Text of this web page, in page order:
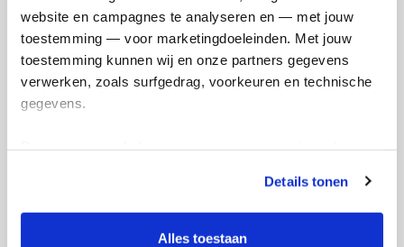
website en campagnes te analyseren en — met jouw
toestemming — voor marketingdoeleinden. Met jouw
toestemming kunnen wij en onze partners gegevens
verwerken, zoals surfgedrag, voorkeuren en technische
gegevens.
tonen. Je kunt je toestemming op elk moment wijzigen of
intrekken via Cookie instellingen onderaan de pagina. De
lijst met cookies is te vinden in het tabblad “details”.
Details tonen
Alles toestaan